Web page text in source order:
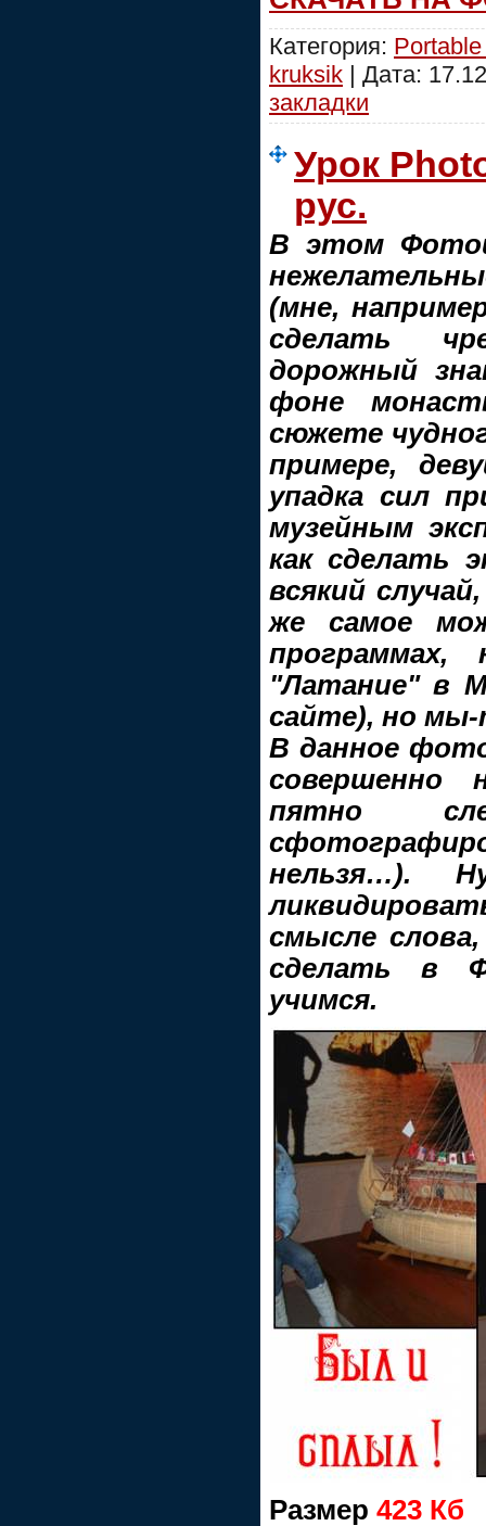
Категория:
kruksik | Дата:
закладки
Урок
рус.
В этом
(мне,
сделать
дорожный
фоне
сюжете
примере,
упадка сил
музейным
как сделать
всякий
же самое
программах,
"Латание" в
сайте), но мы-
В данное
совершенно
пятно
нельзя…).
смысле
сделать в
учимся.
Размер 423 Кб